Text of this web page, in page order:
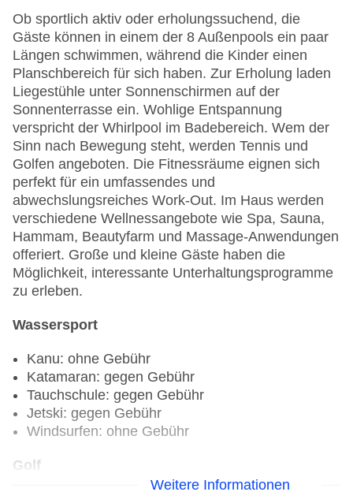
Ob sportlich aktiv oder erholungssuchend, die
Gäste können in einem der 8 Außenpools ein paar
Längen schwimmen, während die Kinder einen
Planschbereich für sich haben. Zur Erholung laden
Liegestühle unter Sonnenschirmen auf der
Sonnenterrasse ein. Wohlige Entspannung
verspricht der Whirlpool im Badebereich. Wem der
Sinn nach Bewegung steht, werden Tennis und
Golfen angeboten. Die Fitnessräume eignen sich
perfekt für ein umfassendes und
abwechslungsreiches Work-Out. Im Haus werden
verschiedene Wellnessangebote wie Spa, Sauna,
Hammam, Beautyfarm und Massage-Anwendungen
offeriert. Große und kleine Gäste haben die
Möglichkeit, interessante Unterhaltungsprogramme
zu erleben.
Wassersport
Kanu: ohne Gebühr
Katamaran: gegen Gebühr
Tauchschule: gegen Gebühr
Jetski: gegen Gebühr
Windsurfen: ohne Gebühr
Golf
Weitere Informationen